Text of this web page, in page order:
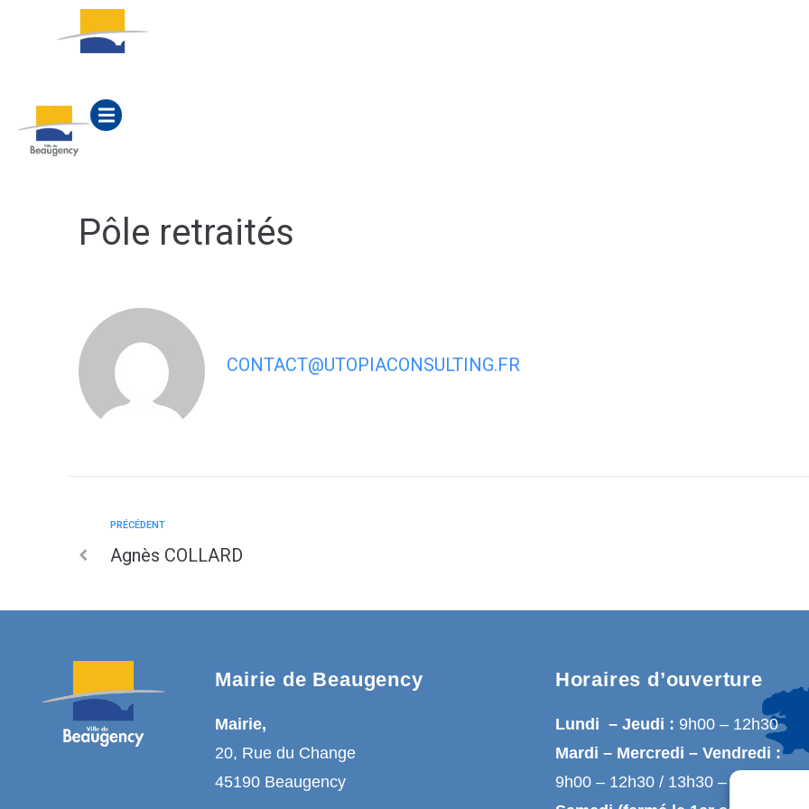
Pôle retraités
CONTACT@UTOPIACONSULTING.FR
PRÉCÉDENT
Agnès COLLARD
Mairie de Beaugency
Mairie,
20, Rue du Change
45190 Beaugency
Horaires d’ouverture
Lundi – Jeudi : 9h00 – 12h30
Mardi – Mercredi – Vendredi :
9h00 – 12h30 / 13h30 – 17h00